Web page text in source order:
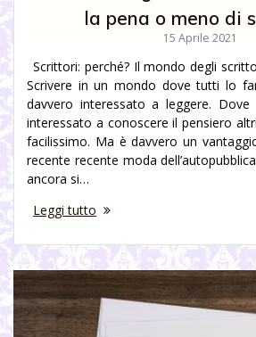
la pena o meno di
15 Aprile 2021
Scrittori: perché? Il mondo degli
Scrivere in un mondo dove tutti lo
davvero interessato a leggere. Dove
interessato a conoscere il pensiero
facilissimo. Ma è davvero un
recente recente moda
ancora si…
Leggi tutto